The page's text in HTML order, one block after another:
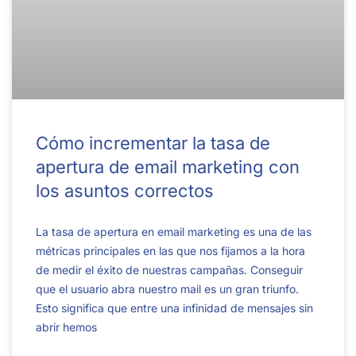
Cómo incrementar la tasa de
apertura de email marketing con
los asuntos correctos
La tasa de apertura en email marketing es una de las
métricas principales en las que nos fijamos a la hora
de medir el éxito de nuestras campañas. Conseguir
que el usuario abra nuestro mail es un gran triunfo.
Esto significa que entre una infinidad de mensajes sin
abrir hemos